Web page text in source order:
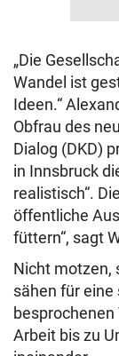
„Die
Wandel ist
Ideen.“
Obfrau des
Dialog (DKD)
in Innsbruck
realistisch“.
öffentliche
füttern“, sagt
Nicht motzen,
sähen für
Arbeit bis zu